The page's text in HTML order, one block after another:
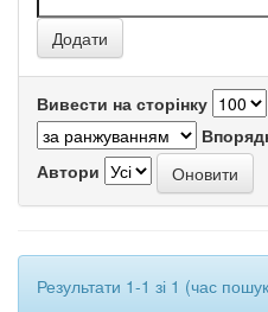
Вивести на сторінку
Автори
Результати 1-1 зі 1 (час